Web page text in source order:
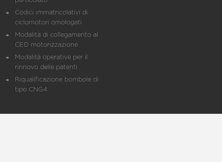
Codici immatricolativi di
ciclomotori omologati
Modalità di collegamento al
CED motorizzazione
Modalità operative per il
rinnovo delle patenti
Riqualificazione bombole di
tipo CNG4